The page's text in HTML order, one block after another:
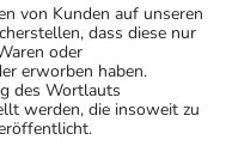
von Kunden auf unseren
dass diese nur
oder
erworben haben.
des Wortlauts
werden, die insoweit zu